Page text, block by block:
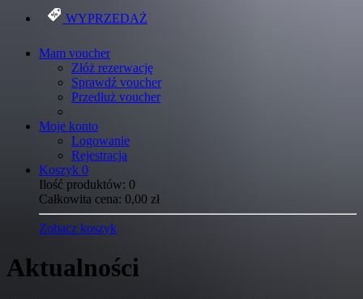
WYPRZEDAŻ
Mam voucher
Złóż rezerwację
Sprawdź voucher
Przedłuż voucher
Moje konto
Logowanie
Rejestracja
Koszyk 0
Ilość produktów: 0
Całkowita cena: 0,00 zł
Zobacz koszyk
Aktualności